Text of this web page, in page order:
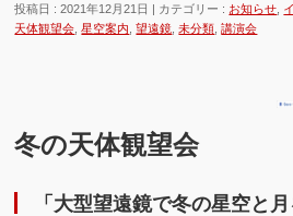
投稿日 : 2021年12月21日 | カテゴリー : お知らせ
天体観望会 ,星空案内 ,望遠鏡 ,未分類 ,講演会
冬の天体観望会
「大型望遠鏡で冬の星空と月